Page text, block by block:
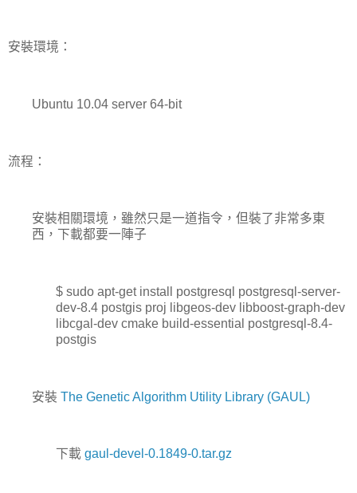
安裝環境：
Ubuntu 10.04 server 64-bit
流程：
安裝相關環境，雖然只是一道指令，但裝了非常多東
西，下載都要一陣子
$ sudo apt-get install postgresql postgresql-server-
dev-8.4 postgis proj libgeos-dev libboost-graph-dev
libcgal-dev cmake build-essential postgresql-8.4-
postgis
安裝 The Genetic Algorithm Utility Library (GAUL)
下載 gaul-devel-0.1849-0.tar.gz